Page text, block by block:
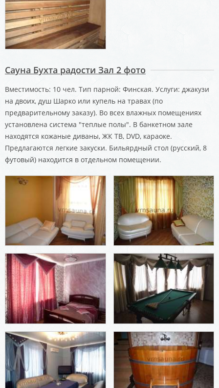
Сауна Бухта радости Зал 2 фото
Вместимость: 10 чел. Тип парной: Финская. Услуги: джакузи
на двоих, душ Шарко или купель на травах (по
предварительному заказу). Во всех влажных помещениях
установлена система "теплые полы". В банкетном зале
находятся кожаные диваны, ЖК ТВ, DVD, караоке.
Предлагаются легкие закуски. Бильярдный стол (русский, 8
футовый) находится в отдельном помещении.